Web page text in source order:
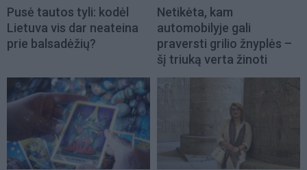
Pusė tautos tyli: kodėl
Lietuva vis dar neateina
prie balsadėžių?
Netikėta, kam
automobilyje gali
praversti grilio žnyplės –
šį triuką verta žinoti